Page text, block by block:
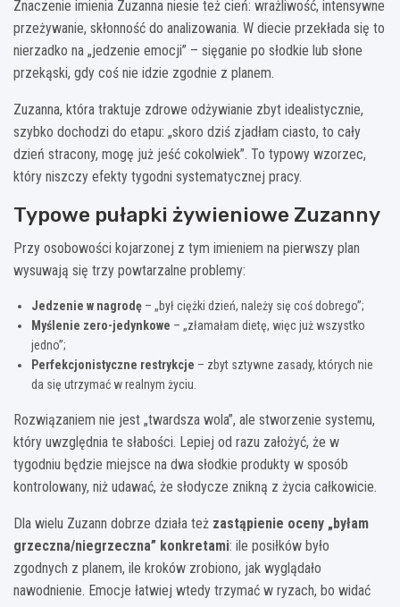
Znaczenie imienia Zuzanna niesie też cień: wrażliwość, intensywne
przeżywanie, skłonność do analizowania. W diecie przekłada się to
nierzadko na „jedzenie emocji” – sięganie po słodkie lub słone
przekąski, gdy coś nie idzie zgodnie z planem.
Zuzanna, która traktuje zdrowe odżywianie zbyt idealistycznie,
szybko dochodzi do etapu: „skoro dziś zjadłam ciasto, to cały
dzień stracony, mogę już jeść cokolwiek”. To typowy wzorzec,
który niszczy efekty tygodni systematycznej pracy.
Typowe pułapki żywieniowe Zuzanny
Przy osobowości kojarzonej z tym imieniem na pierwszy plan
wysuwają się trzy powtarzalne problemy:
Jedzenie w nagrodę – „był ciężki dzień, należy się coś dobrego”;
Myślenie zero-jedynkowe – „złamałam dietę, więc już wszystko
jedno”;
Perfekcjonistyczne restrykcje – zbyt sztywne zasady, których nie
da się utrzymać w realnym życiu.
Rozwiązaniem nie jest „twardsza wola”, ale stworzenie systemu,
który uwzględnia te słabości. Lepiej od razu założyć, że w
tygodniu będzie miejsce na dwa słodkie produkty w sposób
kontrolowany, niż udawać, że słodycze znikną z życia całkowicie.
Dla wielu Zuzann dobrze działa też zastąpienie oceny „byłam
grzeczna/niegrzeczna” konkretami: ile posiłków było
zgodnych z planem, ile kroków zrobiono, jak wyglądało
nawodnienie. Emocje łatwiej wtedy trzymać w ryzach, bo widać